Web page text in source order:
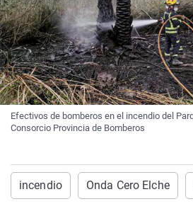
Efectivos de bomberos en el incendio del
Consorcio Provincia de Bomberos
incendio Onda Cero Elche